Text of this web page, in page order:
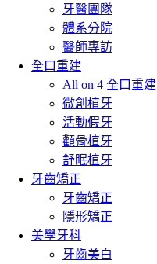
牙醫團隊
體系分院
醫師專訪
全口重建
All on 4 全口重建
微創植牙
活動假牙
顴骨植牙
舒眠植牙
牙齒矯正
牙齒矯正
隱形矯正
美學牙科
牙齒美白